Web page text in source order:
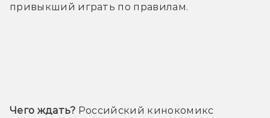
привыкший играть по правилам.
Чего ждать? Российский кинокомикс